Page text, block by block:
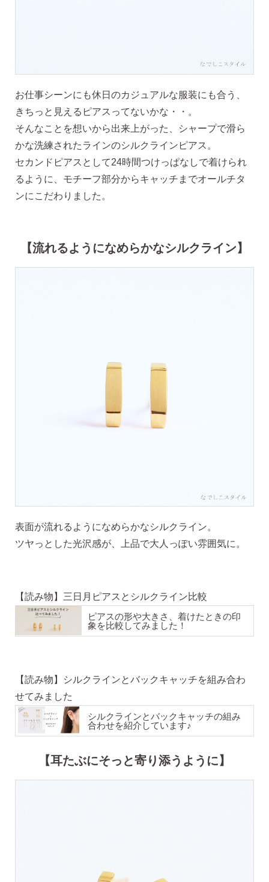
ピアス安心サポート
お買い物について
なでしこスタイルについて
ギフト
SNS 時々更新中です。
ピアスの通販ショップ
お仕事シーンにも休日のカジュアルな服装にも合う、
きちっと見えるピアスってないかな・・。
そんなことを想いから出来上がった、シャープで滑ら
かな洗練されたラインのシルクラインピアス。
セカンドピアスとして24時間つけっぱなしで着けられ
るように、モチーフ部分からキャッチまでオールチタ
ンにこだわりました。
【流れるようになめらかなシルクライン】
表面が流れるようになめらかなシルクライン。
ツヤっとした光沢感が、上品で大人っぽい雰囲気に。
【読み物】三日月ピアスとシルクライン比較
ピアスの形や大きさ、着けたときの印
象を比較してみました！
【読み物】シルクラインとバックキャッチを組み合わ
せてみました
シルクラインとバックキャッチの組み
合わせを紹介しています♪
【耳たぶにそっと寄り添うように】